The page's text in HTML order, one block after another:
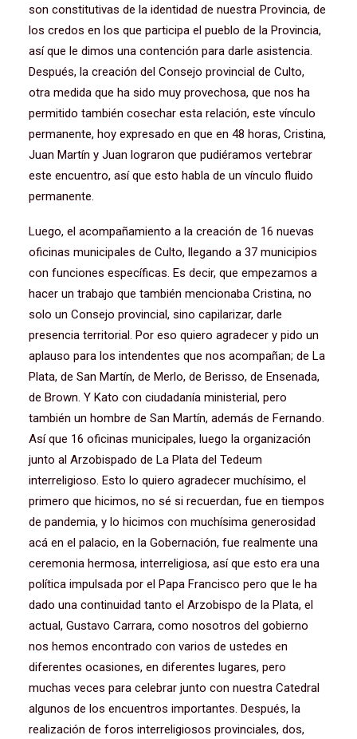
son constitutivas de la identidad de nuestra Provincia, de
los credos en los que participa el pueblo de la Provincia,
así que le dimos una contención para darle asistencia.
Después, la creación del Consejo provincial de Culto,
otra medida que ha sido muy provechosa, que nos ha
permitido también cosechar esta relación, este vínculo
permanente, hoy expresado en que en 48 horas, Cristina,
Juan Martín y Juan lograron que pudiéramos vertebrar
este encuentro, así que esto habla de un vínculo fluido
permanente.
Luego, el acompañamiento a la creación de 16 nuevas
oficinas municipales de Culto, llegando a 37 municipios
con funciones específicas. Es decir, que empezamos a
hacer un trabajo que también mencionaba Cristina, no
solo un Consejo provincial, sino capilarizar, darle
presencia territorial. Por eso quiero agradecer y pido un
aplauso para los intendentes que nos acompañan; de La
Plata, de San Martín, de Merlo, de Berisso, de Ensenada,
de Brown. Y Kato con ciudadanía ministerial, pero
también un hombre de San Martín, además de Fernando.
Así que 16 oficinas municipales, luego la organización
junto al Arzobispado de La Plata del Tedeum
interreligioso. Esto lo quiero agradecer muchísimo, el
primero que hicimos, no sé si recuerdan, fue en tiempos
de pandemia, y lo hicimos con muchísima generosidad
acá en el palacio, en la Gobernación, fue realmente una
ceremonia hermosa, interreligiosa, así que esto era una
política impulsada por el Papa Francisco pero que le ha
dado una continuidad tanto el Arzobispo de la Plata, el
actual, Gustavo Carrara, como nosotros del gobierno
nos hemos encontrado con varios de ustedes en
diferentes ocasiones, en diferentes lugares, pero
muchas veces para celebrar junto con nuestra Catedral
algunos de los encuentros importantes. Después, la
realización de foros interreligiosos provinciales, dos,